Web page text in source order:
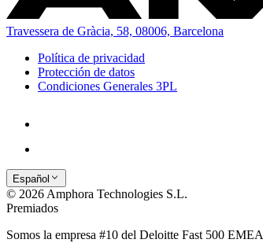
Travessera de Gràcia, 58, 08006, Barcelona
Política de privacidad
Protección de datos
Condiciones Generales 3PL
Español
© 2026 Amphora Technologies S.L.
Premiados
Somos la empresa #10 del Deloitte Fast 500 EMEA